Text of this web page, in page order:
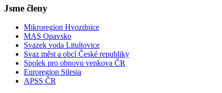
Jsme členy
Mikroregion Hvozdnice
MAS Opavsko
Svazek voda Litultovice
Svaz měst a obcí České republiky
Spolek pro obnovu venkova ČR
Euroregion Silesia
APSS ČR